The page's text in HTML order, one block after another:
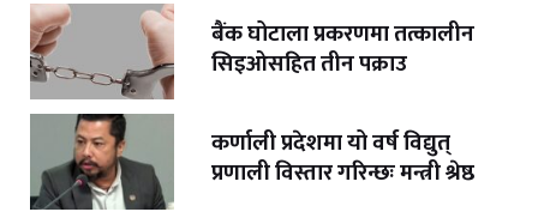
बैंक घोटाला प्रकरणमा तत्कालीन
सिइओसहित तीन पक्राउ
कर्णाली प्रदेशमा यो वर्ष विद्युत्
प्रणाली विस्तार गरिन्छः मन्त्री श्रेष्ठ